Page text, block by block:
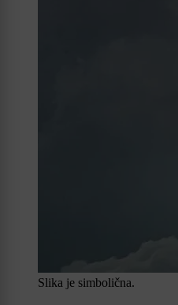
Slika je simbolična.